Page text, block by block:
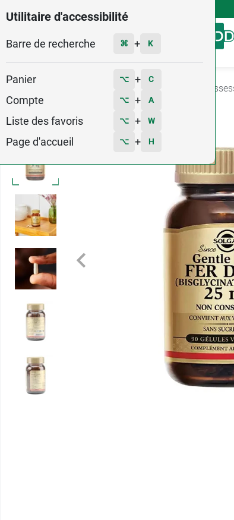
Utilitaire d'accessibilité
Barre de recherche ⌘ + K
Panier ⌥ + C
Compte ⌥ + A
Liste des favoris ⌥ + W
Page d'accueil ⌥ + H
Menu
Compléments
3